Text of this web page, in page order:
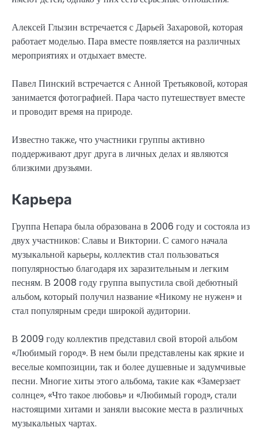
Алексей Глызин встречается с Дарьей Захаровой, которая
работает моделью. Пара вместе появляется на различных
мероприятиях и отдыхает вместе.
Павел Пинский встречается с Анной Третьяковой, которая
занимается фотографией. Пара часто путешествует вместе
и проводит время на природе.
Известно также, что участники группы активно
поддерживают друг друга в личных делах и являются
близкими друзьями.
Карьера
Группа Непара была образована в 2006 году и состояла из
двух участников: Славы и Виктории. С самого начала
музыкальной карьеры, коллектив стал пользоваться
популярностью благодаря их заразительным и легким
песням. В 2008 году группа выпустила свой дебютный
альбом, который получил название «Никому не нужен» и
стал популярным среди широкой аудитории.
В 2009 году коллектив представил свой второй альбом
«Любимый город». В нем были представлены как яркие и
веселые композиции, так и более душевные и задумчивые
песни. Многие хиты этого альбома, такие как «Замерзает
солнце», «Что такое любовь» и «Любимый город», стали
настоящими хитами и заняли высокие места в различных
музыкальных чартах.